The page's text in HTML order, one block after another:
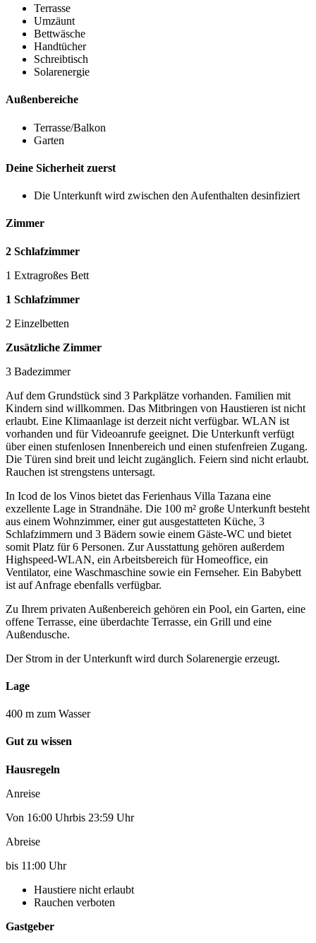
Terrasse
Umzäunt
Bettwäsche
Handtücher
Schreibtisch
Solarenergie
Außenbereiche
Terrasse/Balkon
Garten
Deine Sicherheit zuerst
Die Unterkunft wird zwischen den Aufenthalten desinfiziert
Zimmer
2 Schlafzimmer
1 Extragroßes Bett
1 Schlafzimmer
2 Einzelbetten
Zusätzliche Zimmer
3 Badezimmer
Auf dem Grundstück sind 3 Parkplätze vorhanden. Familien mit
Kindern sind willkommen. Das Mitbringen von Haustieren ist nicht
erlaubt. Eine Klimaanlage ist derzeit nicht verfügbar. WLAN ist
vorhanden und für Videoanrufe geeignet. Die Unterkunft verfügt
über einen stufenlosen Innenbereich und einen stufenfreien Zugang.
Die Türen sind breit und leicht zugänglich. Feiern sind nicht erlaubt.
Rauchen ist strengstens untersagt.
In Icod de los Vinos bietet das Ferienhaus Villa Tazana eine
exzellente Lage in Strandnähe. Die 100 m² große Unterkunft besteht
aus einem Wohnzimmer, einer gut ausgestatteten Küche, 3
Schlafzimmern und 3 Bädern sowie einem Gäste-WC und bietet
somit Platz für 6 Personen. Zur Ausstattung gehören außerdem
Highspeed-WLAN, ein Arbeitsbereich für Homeoffice, ein
Ventilator, eine Waschmaschine sowie ein Fernseher. Ein Babybett
ist auf Anfrage ebenfalls verfügbar.
Zu Ihrem privaten Außenbereich gehören ein Pool, ein Garten, eine
offene Terrasse, eine überdachte Terrasse, ein Grill und eine
Außendusche.
Der Strom in der Unterkunft wird durch Solarenergie erzeugt.
Lage
400 m zum Wasser
Gut zu wissen
Hausregeln
Anreise
Von 16:00 Uhrbis 23:59 Uhr
Abreise
bis 11:00 Uhr
Haustiere nicht erlaubt
Rauchen verboten
Gastgeber